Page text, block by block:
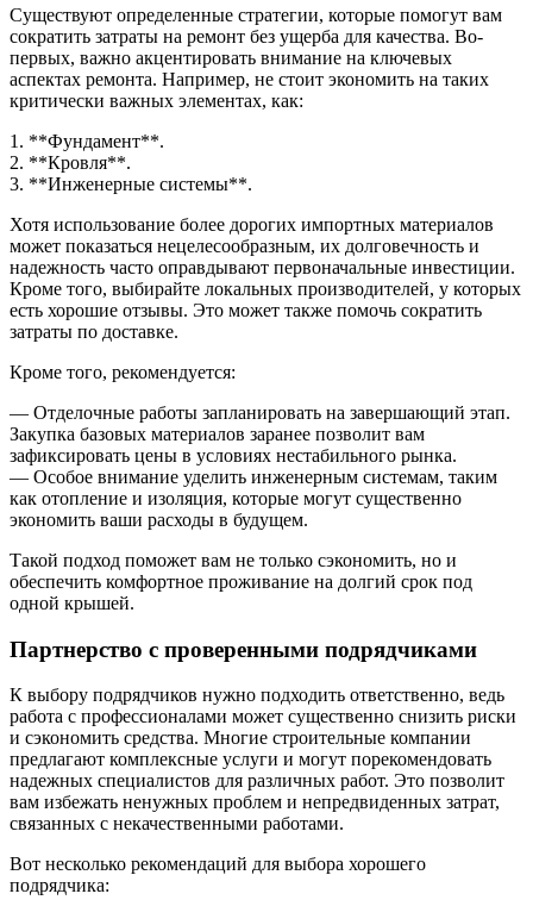
Существуют определенные стратегии, которые помогут вам
сократить затраты на ремонт без ущерба для качества. Во-
первых, важно акцентировать внимание на ключевых
аспектах ремонта. Например, не стоит экономить на таких
критически важных элементах, как:
1. **Фундамент**.
2. **Кровля**.
3. **Инженерные системы**.
Хотя использование более дорогих импортных материалов
может показаться нецелесообразным, их долговечность и
надежность часто оправдывают первоначальные инвестиции.
Кроме того, выбирайте локальных производителей, у которых
есть хорошие отзывы. Это может также помочь сократить
затраты по доставке.
Кроме того, рекомендуется:
— Отделочные работы запланировать на завершающий этап.
Закупка базовых материалов заранее позволит вам
зафиксировать цены в условиях нестабильного рынка.
— Особое внимание уделить инженерным системам, таким
как отопление и изоляция, которые могут существенно
экономить ваши расходы в будущем.
Такой подход поможет вам не только сэкономить, но и
обеспечить комфортное проживание на долгий срок под
одной крышей.
Партнерство с проверенными подрядчиками
К выбору подрядчиков нужно подходить ответственно, ведь
работа с профессионалами может существенно снизить риски
и сэкономить средства. Многие строительные компании
предлагают комплексные услуги и могут порекомендовать
надежных специалистов для различных работ. Это позволит
вам избежать ненужных проблем и непредвиденных затрат,
связанных с некачественными работами.
Вот несколько рекомендаций для выбора хорошего
подрядчика: